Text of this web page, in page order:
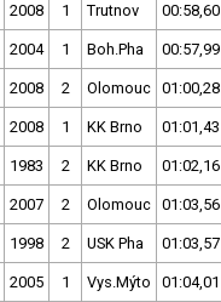
2008 1 Trutnov 00:58,60
2004 1 Boh.Pha 00:57,99
2008 2 Olomouc 01:00,28
2008 1 KK Brno 01:01,43
1983 2 KK Brno 01:02,16
2007 2 Olomouc 01:03,56
1998 2 USK Pha 01:03,57
2005 1 Vys.Mýto 01:04,01